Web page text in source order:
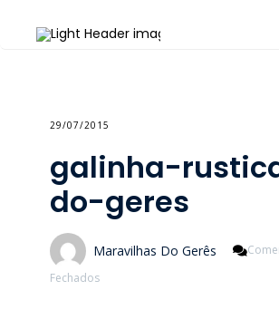
29/07/2015
galinha-
do-geres
Maravilhas Do Gerês
FechadosEm